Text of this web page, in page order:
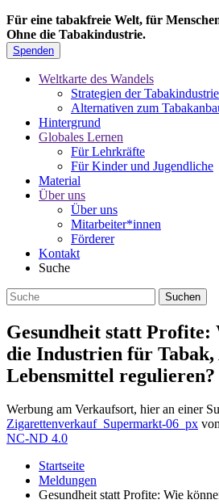
Für eine tabakfreie Welt, für
Ohne die Tabakindustrie.
Spenden
Weltkarte des Wandels
Strategien der Tabakindustrie
Alternativen zum
Hintergrund
Globales Lernen
Für Lehrkräfte
Für Kinder und Jugendliche
Material
Über uns
Über uns
Mitarbeiter*innen
Förderer
Kontakt
Suche
Gesundheit statt Profite:
die Industrien für
Lebensmittel regulieren?
Werbung am Verkaufsort, hier an einer
Zigarettenverkauf_Supermarkt-06_px
NC-ND 4.0
Startseite
Meldungen
Gesundheit statt Profite: Wie